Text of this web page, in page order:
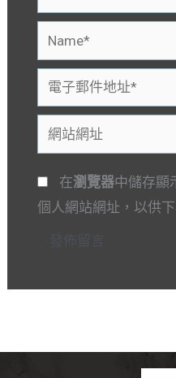
Name*
電
子
郵
件
地
址
網
站
網
址
在瀏覽器中儲存顯
個人網站網址，以供